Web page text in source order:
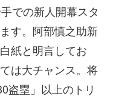
での新人開幕スタ
す。阿部慎之助新
紙と明言してお
は大チャンス。将
盗塁」以上のトリ